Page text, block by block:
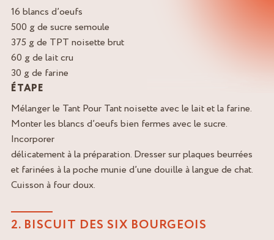
16 blancs d’oeufs
500 g de sucre semoule
375 g de TPT noisette brut
60 g de lait cru
30 g de farine
ÉTAPE
Mélanger le Tant Pour Tant noisette avec le lait et la farine.
Monter les blancs d’oeufs bien fermes avec le sucre.
Incorporer
délicatement à la préparation. Dresser sur plaques beurrées
et farinées à la poche munie d’une douille à langue de chat.
Cuisson à four doux.
2. BISCUIT DES SIX BOURGEOIS